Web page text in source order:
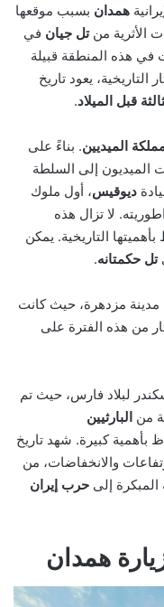
همدان بسبب موقعها
الأثرية منتل جيان في
سنة. عاشت في هذه المنطقة قبيلة
التاريخية، يعود تاريخ
قبل الميلاد.
الميديين. بناءً على
الميديون إلى السلطة
ديوقيس، أول ملوك
لا تزال هذه
التاريخية. يمكن
تل حكمتانه.
مدينة مزدهرة، حيث كانت
من هذه الفترة على
لبلاد فارس، حيث تم
من البارثيين
بأهمية كبيرة. شهد تاريخ
والانخفاضات، من
المبكرة إلى حرب إيران
همدان